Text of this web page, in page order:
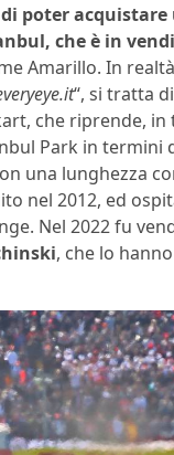
poter acquistare
che è in
Amarillo. In
“, si tratta
che riprende,
Park in termini
una lunghezza
nel 2012, ed
Nel 2022 fu
, che lo